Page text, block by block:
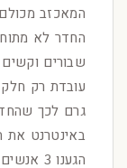
המאכזב
החדר לא
שבורים
עובדת רק
גרם לכך
באינטרנט את
הגענו 3 אנשים ולרגעים ממש השתעממנו.